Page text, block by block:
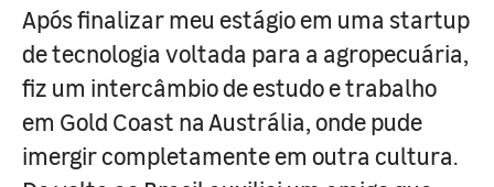
Após finalizar meu estágio em uma startup
de tecnologia voltada para a agropecuária,
fiz um intercâmbio de estudo e trabalho
em Gold Coast na Austrália, onde pude
imergir completamente em outra cultura.